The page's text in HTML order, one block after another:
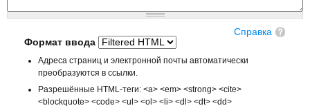
Справка
Формат ввода
Адреса страниц и электронной почты автоматически
преобразуются в ссылки.
Разрешённые HTML-теги: <a> <em> <strong> <cite>
<blockquote> <code> <ul> <ol> <li> <dl> <dt> <dd>